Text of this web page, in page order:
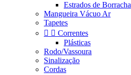
Estrados de Borracha
Mangueira Vácuo Ar
Tapetes
  Correntes
Plásticas
Rodo/Vassoura
Sinalização
Cordas